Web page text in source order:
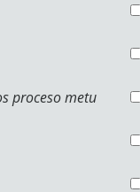
proceso metu